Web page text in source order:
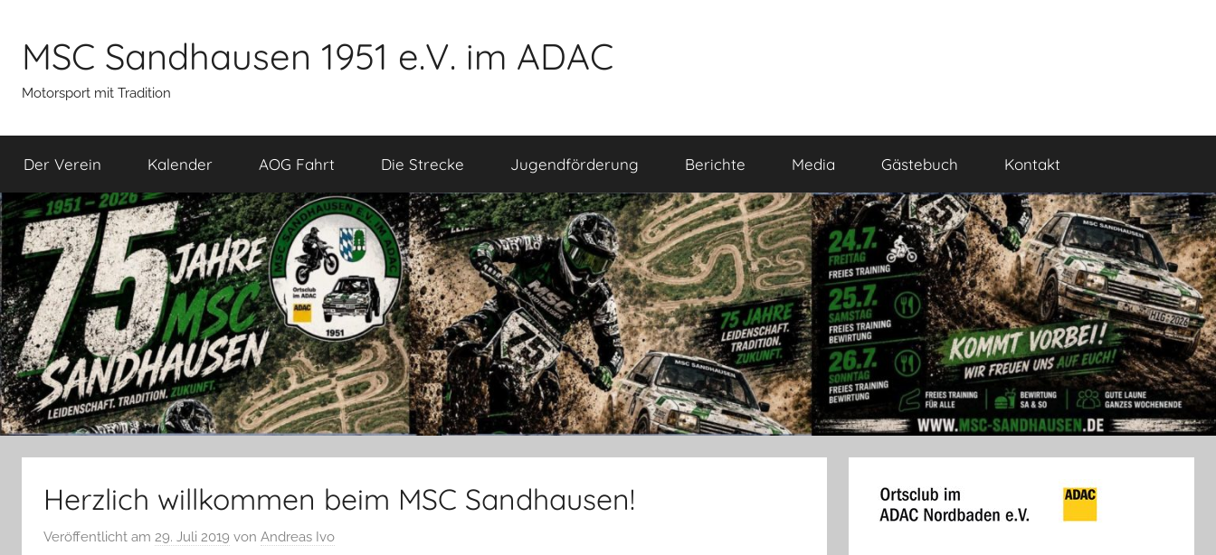
springen
MSC Sandhausen 1951 e.V. im ADAC
Motorsport mit Tradition
Der Verein Kalender AOG Fahrt Die Strecke Jugendförderung Berichte Media Gästebuch Kontakt
Herzlich willkommen beim MSC Sandhausen!
Veröffentlicht am 29. Juli 2019 von Andreas Ivo